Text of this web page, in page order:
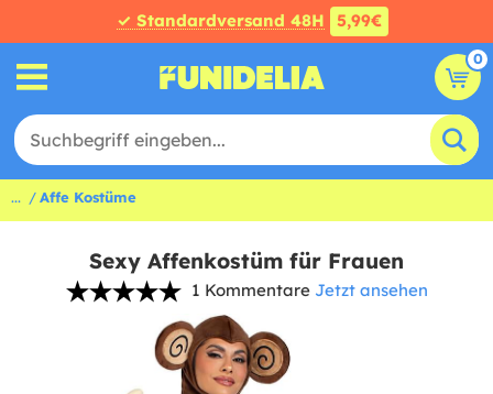
✓ Standardversand 48H 5,99€
0
... Affe Kostüme
Sexy Affenkostüm für Frauen
1 Kommentare Jetzt ansehen